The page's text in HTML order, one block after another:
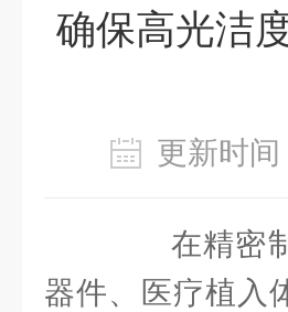
确保高光洁
更新时
在精密制
器件、医疗植入